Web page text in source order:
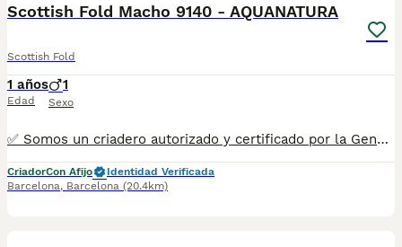
Scottish Fold Macho 9140 - AQUANATURA
Scottish Fold
1 años
Edad
1
Sexo
✅ Somos un criadero autorizado y certificado por la Generalitat de Catalunya. ☎️ 933095977 📱 685878504 💻 www.aquanatura.es 🚙 Hacemos envíos Se entregan con la mayoría de sus vacunas, desparasitados interna y externamente, con microchip y su registro, cartilla sanitaria y contrato de garantías, bajo la supervisión de nuestro equipo veterinario.
CriadorCon Afijo
Identidad Verificada
Barcelona, Barcelona (20.4km)